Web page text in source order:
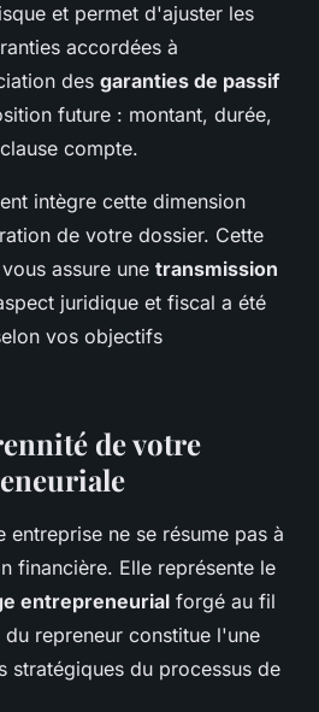
et permet d'ajuster les
accordées à
des garanties de passif
future : montant, durée,
compte.
intègre cette dimension
de votre dossier. Cette
assure une transmission
juridique et fiscal a été
vos objectifs
de votre
entreprise ne se résume pas à
financière. Elle représente le
entrepreneurial forgé au fil
repreneur constitue l'une
stratégiques du processus de